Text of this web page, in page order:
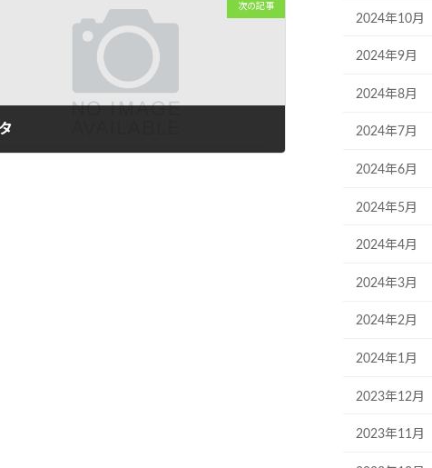
次の記事
2024年10月
2024年9月
2024年8月
2024年7月
2024年6月
2024年5月
2024年4月
2024年3月
2024年2月
2024年1月
2023年12月
2023年11月